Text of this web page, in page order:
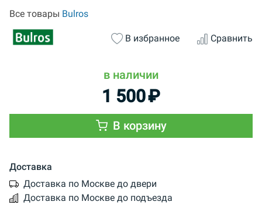
Все товары Bulros
В избранное Сравнить
в наличии
1 500₽
В корзину
Доставка
Доставка по Москве до двери
Доставка по Москве до подъезда